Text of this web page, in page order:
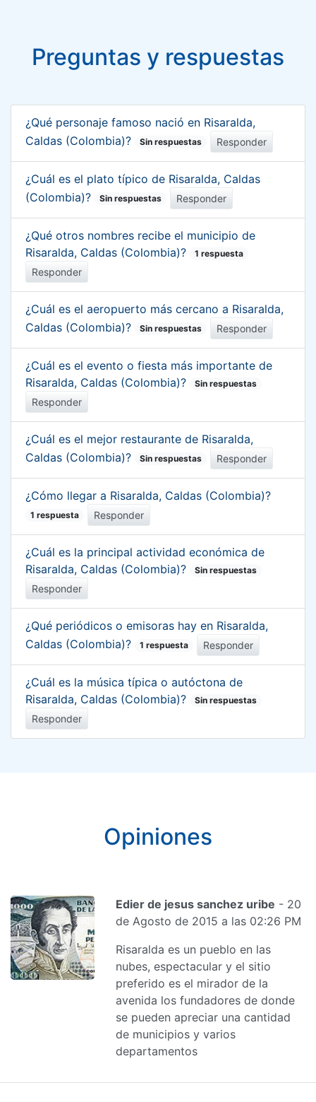
Preguntas y respuestas
¿Qué personaje famoso nació en Risaralda,
Caldas (Colombia)?
Sin respuestas Responder
¿Cuál es el plato típico de Risaralda, Caldas
(Colombia)?
Sin respuestas Responder
¿Qué otros nombres recibe el municipio de
Risaralda, Caldas (Colombia)?
1 respuesta
Responder
¿Cuál es el aeropuerto más cercano a Risaralda,
Caldas (Colombia)?
Sin respuestas Responder
¿Cuál es el evento o fiesta más importante de
Risaralda, Caldas (Colombia)?
Sin respuestas
Responder
¿Cuál es el mejor restaurante de Risaralda,
Caldas (Colombia)?
Sin respuestas Responder
¿Cómo llegar a Risaralda, Caldas (Colombia)?
1 respuesta Responder
¿Cuál es la principal actividad económica de
Risaralda, Caldas (Colombia)?
Sin respuestas
Responder
¿Qué periódicos o emisoras hay en Risaralda,
Caldas (Colombia)?
1 respuesta Responder
¿Cuál es la música típica o autóctona de
Risaralda, Caldas (Colombia)?
Sin respuestas
Responder
Opiniones
Edier de jesus sanchez uribe - 20
de Agosto de 2015 a las 02:26 PM
Risaralda es un pueblo en las
nubes, espectacular y el sitio
preferido es el mirador de la
avenida los fundadores de donde
se pueden apreciar una cantidad
de municipios y varios
departamentos